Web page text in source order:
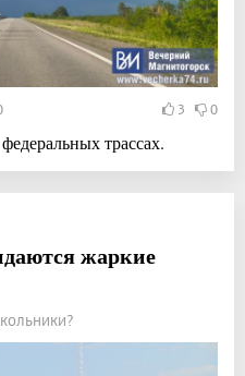
3 0
трассах.
жаркие